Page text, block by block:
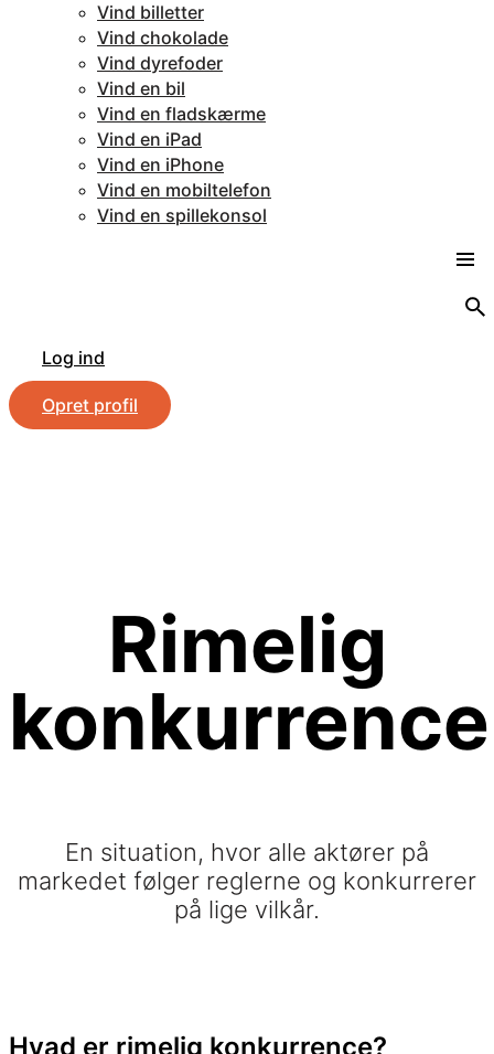
Vind billetter
Vind chokolade
Vind dyrefoder
Vind en bil
Vind en fladskærme
Vind en iPad
Vind en iPhone
Vind en mobiltelefon
Vind en spillekonsol
Log ind
Opret profil
Rimelig
konkurrence
En situation, hvor alle aktører på
markedet følger reglerne og konkurrerer
på lige vilkår.
Hvad er rimelig konkurrence?